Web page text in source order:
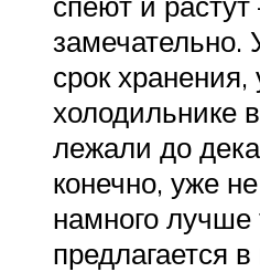
замечательно.
срок
холодильнике
лежали до
конечно, уже
намного лучше
предлагается